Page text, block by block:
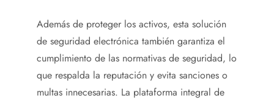
Además de proteger los activos, esta solución
de seguridad electrónica también garantiza el
cumplimiento de las normativas de seguridad, lo
que respalda la reputación y evita sanciones o
multas innecesarias. La plataforma integral de